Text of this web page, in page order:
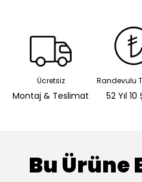
Ücretsiz
Montaj & Teslimat
Randevulu
52 Yıl 10
Bu